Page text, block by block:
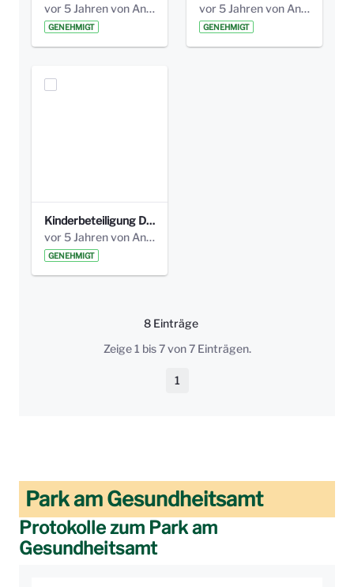
vor 5 Jahren von Anni Schlumberger
GENEHMIGT
vor 5 Jahren von Anni Schlumberger
GENEHMIGT
Kinderbeteiligung Dez. 17 _Abstimmung Klettergerüst.pdf
vor 5 Jahren von Anni Schlumberger
GENEHMIGT
8 EinträgePro Seite
Zeige 1 bis 7 von 7 Einträgen.
Seite
1
Park am Gesundheitsamt
Protokolle zum Park am
Gesundheitsamt